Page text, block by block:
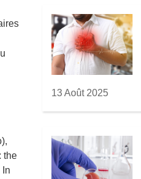
the
In
13 Août 2025